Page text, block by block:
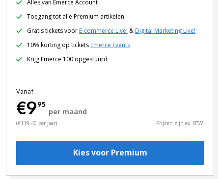
Alles van Emerce Account
Toegang tot alle Premium artikelen
Gratis tickets voor E-commerce Live! & Digital Marketing Live!
10% korting op tickets Emerce Events
Krijg Emerce 100 opgestuurd
Vanaf
€995
per maand
(€119,40 per jaar) Prijzen zijn ex. BTW
Kies voor Premium